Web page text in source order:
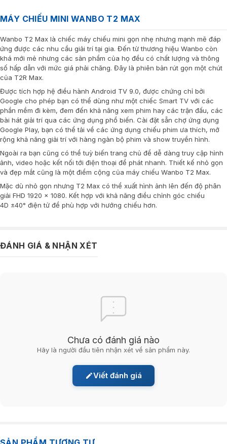
MÁY CHIẾU MINI WANBO T2 MAX
Wanbo T2 Max là chiếc máy chiếu mini gọn nhẹ nhưng mạnh mẽ đáp
ứng được các nhu cầu giải trí tại gia. Đến từ thương hiệu Wanbo còn
khá mới mẻ nhưng các sản phẩm của họ đều có chất lượng và thông
số hấp dẫn với mức giá phải chăng. Đây là phiên bản rút gọn một chút
của T2R Max.
Được tích hợp hệ điều hành Android TV 9.0, được chứng chỉ bởi
Google cho phép bạn có thể dùng như một chiếc Smart TV với các
phần mềm đi kèm, đem đến khả năng xem phim hay các trận đấu, các
bài hát giải trí qua các ứng dụng phổ biến. Cài đặt sẵn chợ ứng dụng
Google Play, bạn có thể tải về các ứng dụng chiếu phim ưa thích, mở
rộng khả năng giải trí với hàng ngàn bộ phim và show truyền hình.
Ngoài ra bạn cũng có thể tuỳ biến trang chủ để dễ dàng truy cập hình
ảnh, video hoặc kết nối tới điện thoại để phát nhanh. Thiết kế nhỏ gọn
và đẹp mắt cũng là một điểm cộng của máy chiếu Wanbo T2 Max.
Mặc dù nhỏ gọn nhưng T2 Max có thể xuất hình ảnh lên đến độ phân
giải FHD 1920 x 1080. Kết hợp với khả năng điều chỉnh góc chiếu
4D ±40° điện tử để phù hợp với hướng chiếu hơn.
ĐÁNH GIÁ & NHẬN XÉT
Chưa có đánh giá nào
Hãy là người đầu tiên nhận xét về sản phẩm này.
Viết đánh giá